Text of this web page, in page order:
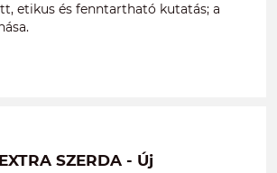
etikus és fenntartható kutatás; a
SZERDA - Új